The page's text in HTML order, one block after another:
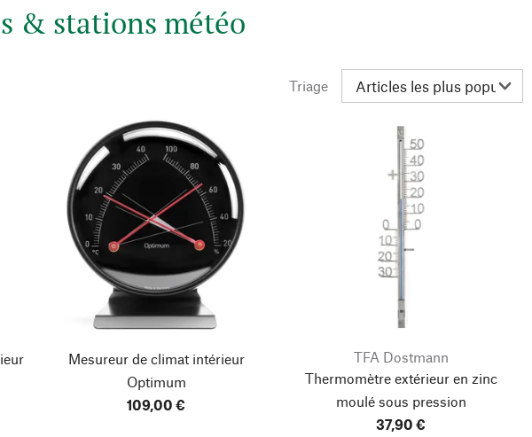
& stations météo
Triage
Mesureur de climat intérieur
Optimum
109,00 €
TFA Dostmann
Thermomètre extérieur en zinc
moulé sous pression
37,90 €